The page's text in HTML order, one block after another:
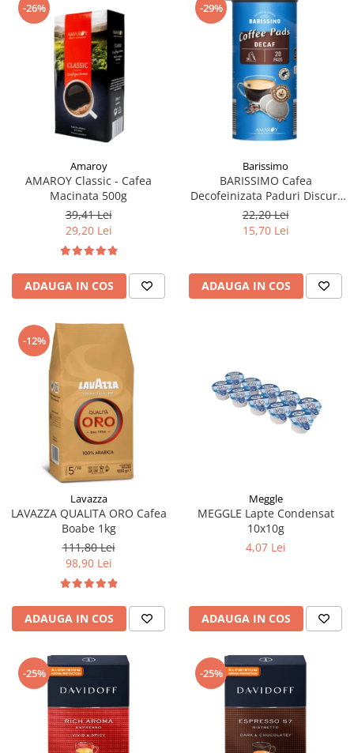
-26%
Amaroy
AMAROY Classic - Cafea
Macinata 500g
39,41 Lei
29,20 Lei
ADAUGA IN COS
-29%
Barissimo
BARISSIMO Cafea
Decofeinizata Paduri Discuri
Senseo 62mm Monodoze
20buc - 140g
22,20 Lei
15,70 Lei
ADAUGA IN COS
-12%
Lavazza
LAVAZZA QUALITA ORO Cafea
Boabe 1kg
111,80 Lei
98,90 Lei
ADAUGA IN COS
Meggle
MEGGLE Lapte Condensat
10x10g
4,07 Lei
ADAUGA IN COS
-25% -25%